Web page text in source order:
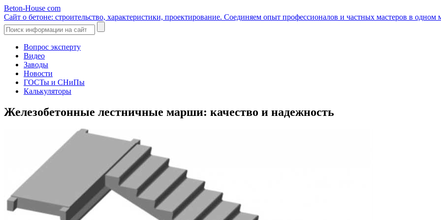
Beton-House com
Сайт о бетоне: строительство, характеристики, проектирование. Соединяем опыт профессионалов и частных мастеров в одном
Вопрос эксперту
Видео
Заводы
Новости
ГОСТы и СНиПы
Калькуляторы
Железобетонные лестничные марши: качество и надежность